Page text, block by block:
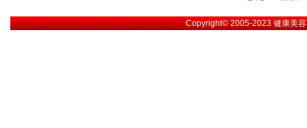
Copyright© 2005-2023健康美